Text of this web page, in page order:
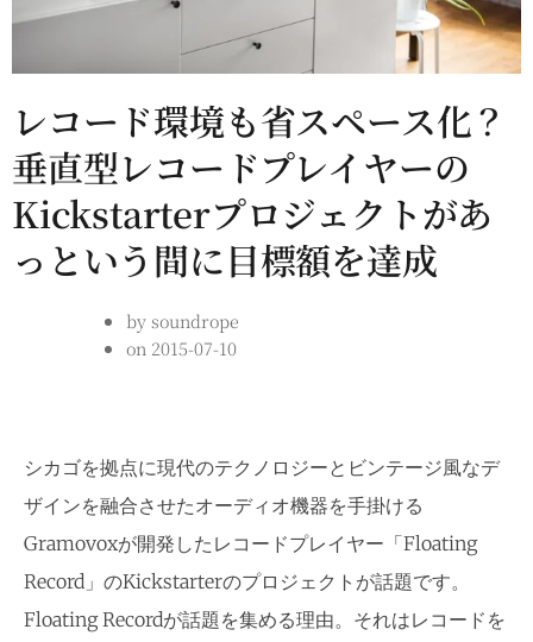
レコード環境も省スペース化？
垂直型レコードプレイヤーの
Kickstarterプロジェクトがあ
っという間に目標額を達成
bysoundrope
on 2015-07-10
シカゴを拠点に現代のテクノロジーとビンテージ風なデ
ザインを融合させたオーディオ機器を手掛ける
Gramovoxが開発したレコードプレイヤー「Floating
Record」のKickstarterのプロジェクトが話題です。
Floating Recordが話題を集める理由。それはレコードを